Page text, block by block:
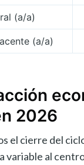
(a/a)
(a/a)
2026
el cierre del
variable al